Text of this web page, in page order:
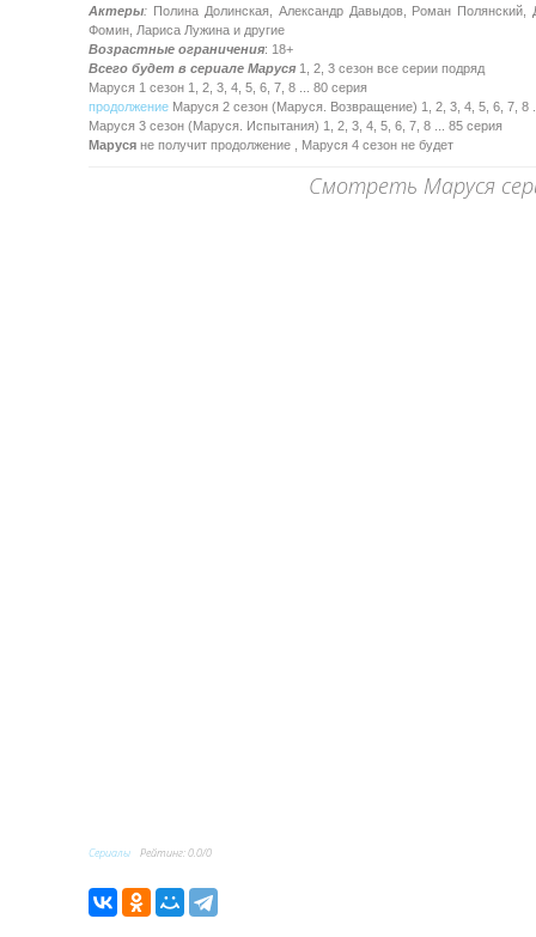
Актеры: Полина Долинская, Александр Давыдов, Роман
Фомин, Лариса Лужина и другие
Возрастные ограничения: 18+
Всего будет в сериале Маруся1, 2, 3 сезон все серии подряд
Маруся 1 сезон 1, 2, 3, 4, 5, 6, 7, 8 ... 80 серия
продолжение Маруся 2 сезон (Маруся. Возвращение) 1, 2, 3, 4, 5, 6, 7, 8
Маруся 3 сезон (Маруся. Испытания) 1, 2, 3, 4, 5, 6, 7, 8 ... 85 серия
Маруся не получит продолжение , Маруся 4 сезон не будет
Смотреть Маруся
Сериалы Рейтинг:0.0/0